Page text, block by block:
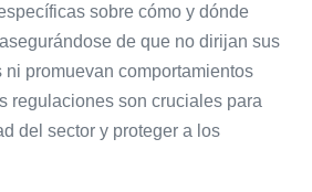
sobre cómo y dónde
de que no dirijan sus
ni promuevan comportamientos
regulaciones son cruciales para
del sector y proteger a los